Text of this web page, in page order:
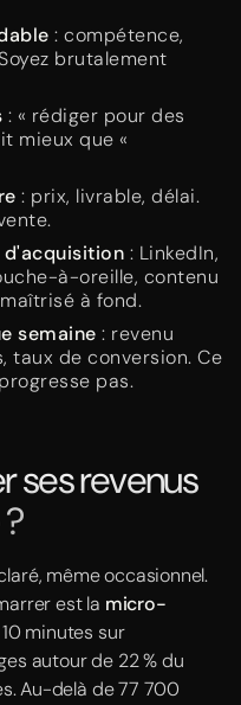
: compétence,
brutalement
: « rédiger pour des
mieux que «
: prix, livrable, délai.
d'acquisition : LinkedIn,
à-oreille, contenu
à fond.
semaine : revenu
taux de conversion. Ce
pas.
ses revenus
même occasionnel.
est la micro-
minutes sur
autour de 22 % du
Au-delà de 77 700